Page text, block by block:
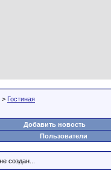
> Гостиная
Добавить новость
Пользователи
создан...